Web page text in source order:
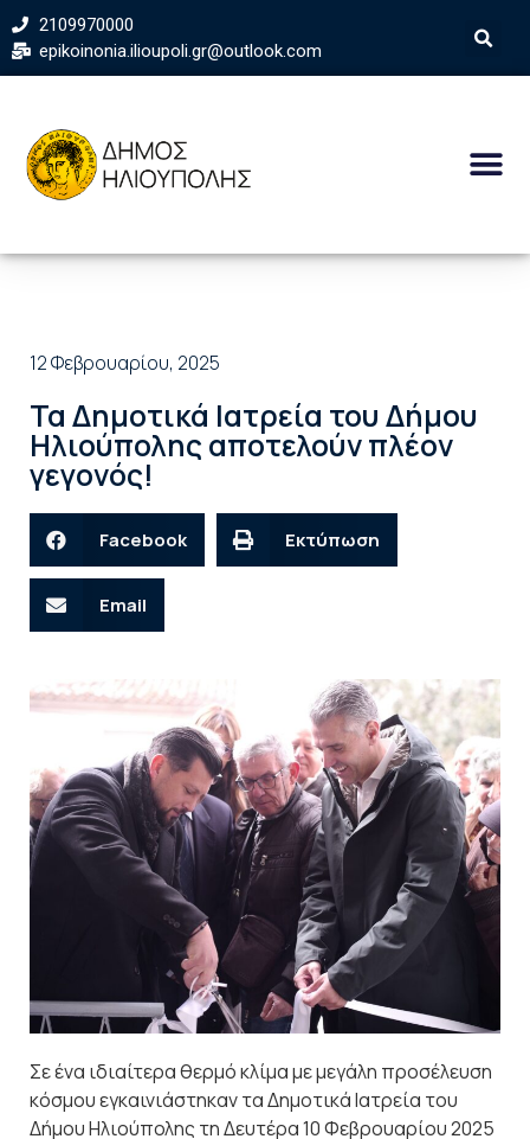
2109970000
epikoinonia.ilioupoli.gr@outlook.com
12 Φεβρουαρίου, 2025
Τα Δημοτικά Ιατρεία του Δήμου
Ηλιούπολης αποτελούν πλέον
γεγονός!
Facebook Εκτύπωση
Email
Σε ένα ιδιαίτερα θερμό κλίμα με μεγάλη προσέλευση
κόσμου εγκαινιάστηκαν τα Δημοτικά Ιατρεία του
Δήμου Ηλιούπολης τη Δευτέρα 10 Φεβρουαρίου 2025